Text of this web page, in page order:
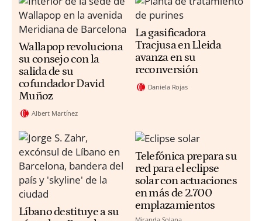
Wallapop revoluciona
su consejo con la
salida de su
cofundador David
Muñoz
Albert Martínez
La gasificadora
Tracjusa en Lleida
avanza en su
reconversión
Daniela Rojas
Líbano destituye a su
Telefónica prepara su
red para el eclipse
solar con actuaciones
en más de 2.700
emplazamientos